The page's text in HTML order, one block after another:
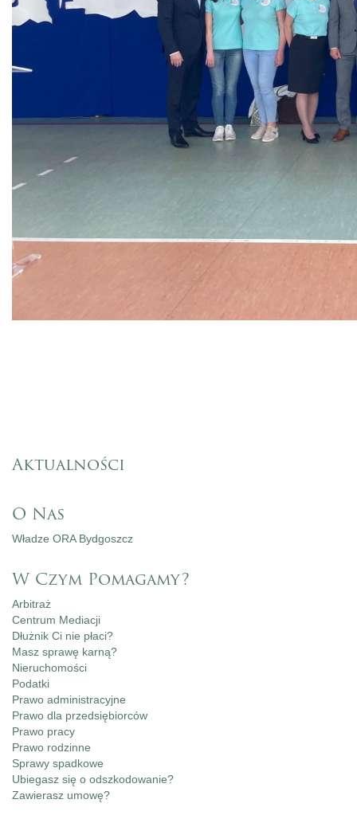
Aktualności
O Nas
Władze ORA Bydgoszcz
W Czym Pomagamy?
Arbitraż
Centrum Mediacji
Dłużnik Ci nie płaci?
Masz sprawę karną?
Nieruchomości
Podatki
Prawo administracyjne
Prawo dla przedsiębiorców
Prawo pracy
Prawo rodzinne
Sprawy spadkowe
Ubiegasz się o odszkodowanie?
Zawierasz umowę?